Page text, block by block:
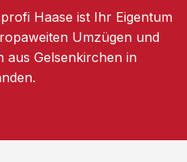
Haase ist Ihr Eigentum
Umzügen und
aus Gelsenkirchen in